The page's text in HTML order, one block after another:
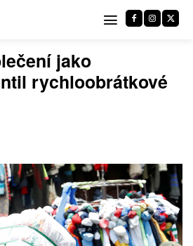
jako
rychloobrátkové